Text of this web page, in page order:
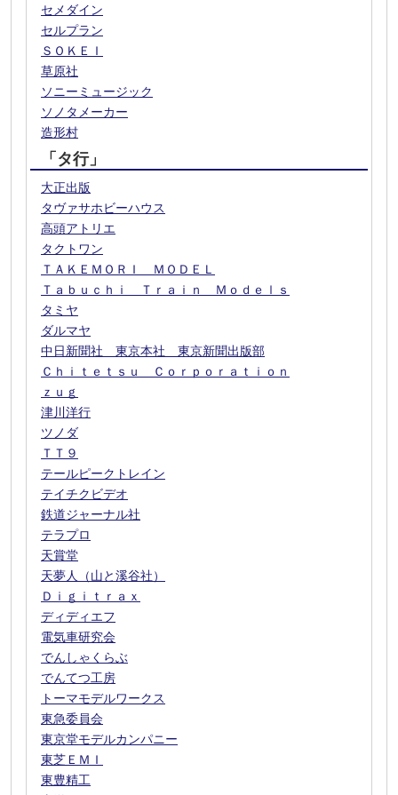
セメダイン
セルプラン
ＳＯＫＥＩ
草原社
ソニーミュージック
ソノタメーカー
造形村
「タ行」
大正出版
タヴァサホビーハウス
高頭アトリエ
タクトワン
ＴＡＫＥＭＯＲＩ ＭＯＤＥＬ
Ｔａｂｕｃｈｉ Ｔｒａｉｎ Ｍｏｄｅｌｓ
タミヤ
ダルマヤ
中日新聞社 東京本社 東京新聞出版部
Ｃｈｉｔｅｔｓｕ Ｃｏｒｐｏｒａｔｉｏｎ
ｚｕｇ
津川洋行
ツノダ
ＴＴ９
テールピークトレイン
テイチクビデオ
鉄道ジャーナル社
テラプロ
天賞堂
天夢人（山と溪谷社）
Ｄｉｇｉｔｒａｘ
ディディエフ
電気車研究会
でんしゃくらぶ
でんてつ工房
トーマモデルワークス
東急委員会
東京堂モデルカンパニー
東芝ＥＭＩ
東豊精工